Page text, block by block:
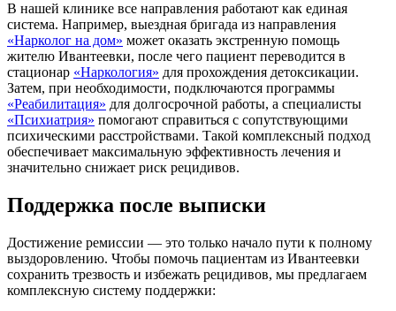
В нашей клинике все направления работают как единая
система. Например, выездная бригада из направления
«Нарколог на дом» может оказать экстренную помощь
жителю Ивантеевки, после чего пациент переводится в
стационар «Наркология» для прохождения детоксикации.
Затем, при необходимости, подключаются программы
«Реабилитация» для долгосрочной работы, а специалисты
«Психиатрия» помогают справиться с сопутствующими
психическими расстройствами. Такой комплексный подход
обеспечивает максимальную эффективность лечения и
значительно снижает риск рецидивов.
Поддержка после выписки
Достижение ремиссии — это только начало пути к полному
выздоровлению. Чтобы помочь пациентам из Ивантеевки
сохранить трезвость и избежать рецидивов, мы предлагаем
комплексную систему поддержки: